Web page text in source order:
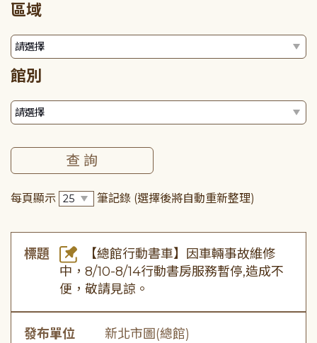
區域
館別
每頁顯示 筆記錄 (選擇後將自動重新整理)
標題
【總館行動書車】因車輛事故維修
中，8/10-8/14行動書房服務暫停,造成不
便，敬請見諒。
發布單位 新北市圖(總館)